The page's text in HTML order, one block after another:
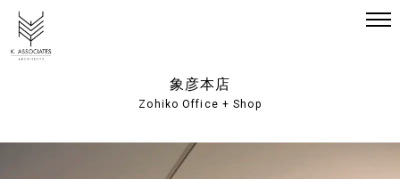
象彦本店
Zohiko Office + Shop